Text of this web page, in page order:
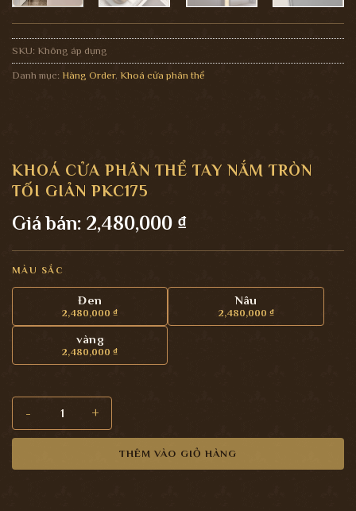
SKU: Không áp dụng
Danh mục: Hàng Order, Khoá cửa phân thể
KHOÁ CỬA PHÂN THỂ TAY NẮM TRÒN
TỐI GIẢN PKC175
Giá bán: 2,480,000 ₫
MÀU SẮC
Đen
2,480,000₫
Nâu
2,480,000 ₫
vàng
2,480,000₫
THÊM VÀO GIỎ HÀNG